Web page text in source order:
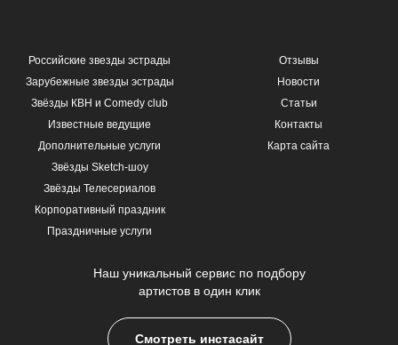
Российские звезды эстрады
Зарубежные звезды эстрады
Звёзды КВН и Comedy club
Известные ведущие
Дополнительные услуги
Звёзды Sketch-шоу
Звёзды Телесериалов
Корпоративный праздник
Праздничные услуги
Отзывы
Новости
Статьи
Контакты
Карта сайта
Наш уникальный сервис по подбору
артистов в один клик
Смотреть инстасайт